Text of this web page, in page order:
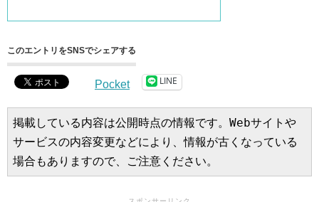
このエントリをSNSでシェアする
Pocket LINE
掲載している内容は公開時点の情報です。Webサイトや
サービスの内容変更などにより、情報が古くなっている
場合もありますので、ご注意ください。